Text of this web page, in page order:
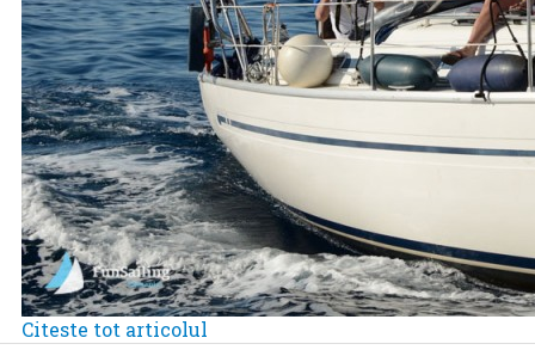
Citeste tot articolul